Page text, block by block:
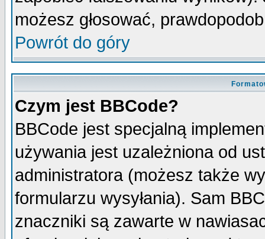
możesz głosować,
Powrót do góry
Czym jest BBCode?
BBCode jest specjalną
używania jest uzależniona od
administratora (możesz także
formularzu wysyłania). Sam
znaczniki są zawarte w